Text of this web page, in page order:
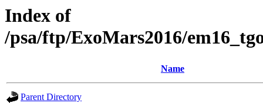
Index of
/psa/ftp/ExoMars2016/
Name
Parent Directory